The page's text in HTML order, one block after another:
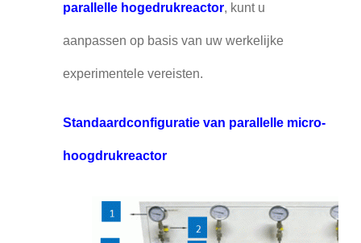
parallelle hogedrukreactor, kunt u
aanpassen op basis van uw werkelijke
experimentele vereisten.
Standaardconfiguratie van parallelle micro-
hoogdrukreactor